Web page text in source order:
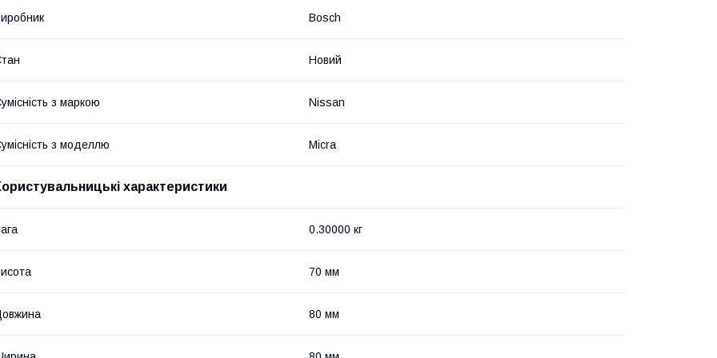
Bosch
Новий
з маркою Nissan
з моделлю Micra
характеристики
0.30000 кг
70 мм
80 мм